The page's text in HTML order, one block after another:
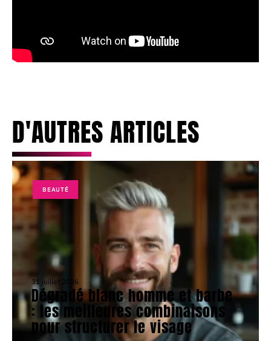
D'AUTRES ARTICLES
BEAUTÉ
31 juillet 2026
Dégradé blanc homme et barbe
: les meilleures combinaisons
pour structurer le visage